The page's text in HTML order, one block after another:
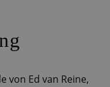
von Ed van Reine,